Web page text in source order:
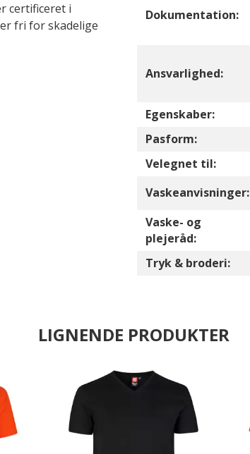
certificeret i
fri for skadelige
Dokumentation:
Ansvarlighed:
Egenskaber:
Pasform:
Velegnet til:
Vaskeanvisninger:
Vaske- og
plejeråd:
Tryk & broderi:
LIGNENDE PRODUKTER